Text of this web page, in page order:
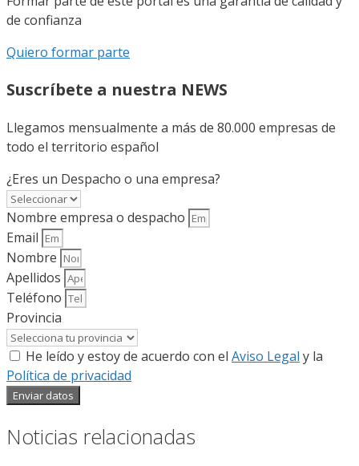
de confianza
Quiero formar parte
Suscríbete a nuestra NEWS
Llegamos mensualmente a más de 80.000 empresas de
todo el territorio español
¿Eres un Despacho o una empresa?
Nombre empresa o despacho
Email
Nombre
Apellidos
Teléfono
Provincia
He leído y estoy de acuerdo con el Aviso Legal y la
Política de privacidad
Enviar datos
Noticias relacionadas